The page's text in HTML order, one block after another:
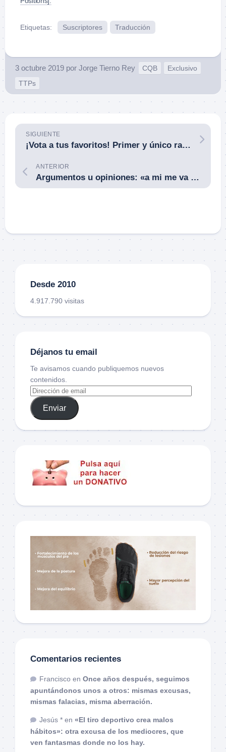
Etiquetas: Suscriptores Traducción
3 octubre 2019 por Jorge Tierno Rey CQB
Exclusivo
TTPs
SIGUIENTE
¡Vota a tus favoritos! Primer y único ranking de «vendehúmos tácticos» de España.
ANTERIOR
Argumentos u opiniones: «a mi me va mejor», «hay que probarlo todo por uno mismo», «siempre se ha hecho así».
Desde 2010
4.917.790 visitas
Déjanos tu email
Te avisamos cuando publiquemos nuevos
contenidos.
Enviar
Comentarios recientes
Francisco en Once años después, seguimos
apuntándonos unos a otros: mismas excusas,
mismas falacias, misma aberración.
Jesús * en «El tiro deportivo crea malos
hábitos»: otra excusa de los mediocres, que
ven fantasmas donde no los hay.